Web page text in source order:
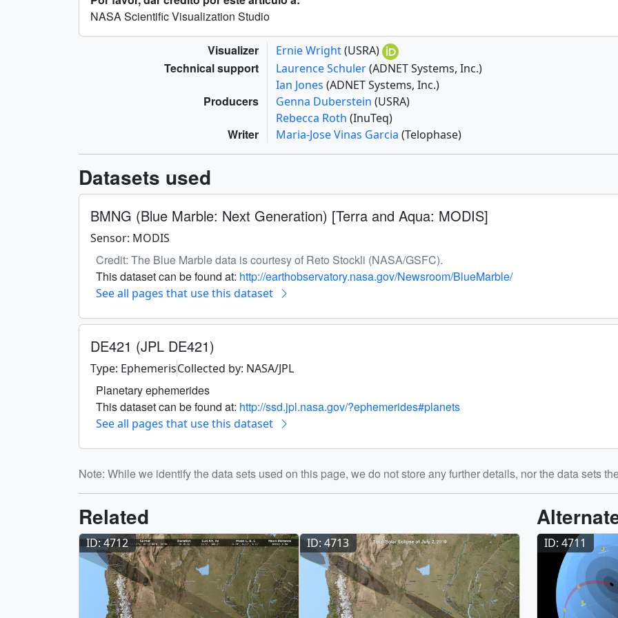
NASA Scientific Visualization Studio
Visualizer Ernie Wright(USRA)
Technical support Laurence Schuler(ADNET Systems, Inc.)
Ian Jones (ADNET Systems, Inc.)
Producers Genna Duberstein (USRA)
Rebecca Roth (InuTeq)
Writer Maria-Jose Vinas Garcia (Telophase)
Datasets used
BMNG (Blue Marble: Next Generation) [Terra and Aqua: MODIS]
Sensor: MODIS
Credit: The Blue Marble data is courtesy of Reto Stockli (NASA/GSFC).
This dataset can be found at: http://earthobservatory.nasa.gov/Newsroom/BlueMarble/
See all pages that use this dataset
DE421 (JPL DE421)
Type: EphemerisCollected by: NASA/JPL
Planetary ephemerides
This dataset can be found at: http://ssd.jpl.nasa.gov/?ephemerides#planets
See all pages that use this dataset
Note: While we identify the data sets used on this page, we do not store any further details, nor the data sets
Related
ID: 4712 ID: 4713 ID: 4711